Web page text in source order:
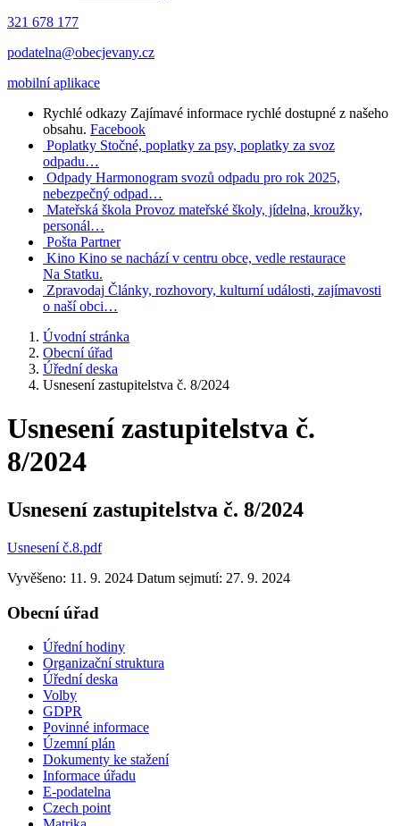
321 678 177
podatelna@obecjevany.cz
mobilní aplikace
Rychlé odkazy Zajímavé informace rychlé dostupné z našeho
obsahu. Facebook
Poplatky Stočné, poplatky za psy, poplatky za svoz
odpadu…
Odpady Harmonogram svozů odpadu pro rok 2025,
nebezpečný odpad…
Mateřská škola Provoz mateřské školy, jídelna, kroužky,
personál…
Pošta Partner
Kino Kino se nachází v centru obce, vedle restaurace
Na Statku.
Zpravodaj Články, rozhovory, kulturní události, zajímavosti
o naší obci…
Úvodní stránka
Obecní úřad
Úřední deska
Usnesení zastupitelstva č. 8/2024
Usnesení zastupitelstva č.
8/2024
Usnesení zastupitelstva č. 8/2024
Usnesení č.8.pdf
Vyvěšeno: 11. 9. 2024 Datum sejmutí: 27. 9. 2024
Obecní úřad
Úřední hodiny
Organizační struktura
Úřední deska
Volby
GDPR
Povinné informace
Územní plán
Dokumenty ke stažení
Informace úřadu
E-podatelna
Czech point